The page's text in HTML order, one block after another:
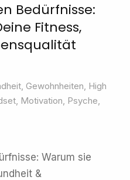
Bedürfnisse:
Fitness,
, Gewohnheiten, High
, Motivation, Psyche,
Warum sie
&